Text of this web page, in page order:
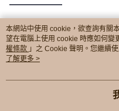
熱門標籤
本網站中使用 cookie，欲查詢有關
望在電腦上使用 cookie 時應如何變
權條款 」之 Cookie 聲明。您繼續
用條款之 Cookie 聲明使用 cookie。
了解更多 >